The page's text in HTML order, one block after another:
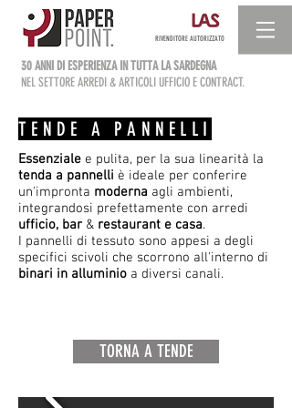
RIVENDITORE AUTORIZZATO
30 ANNI DI ESPERIENZA IN TUTTA LA SARDEGNA
NEL SETTORE ARREDI & ARTICOLI UFFICIO E CONTRACT.
TENDE A PANNELLI
Essenziale e pulita, per la sua linearità la
tenda a pannelli è ideale per conferire
un'impronta moderna agli ambienti,
integrandosi prefettamente con arredi
ufficio, bar & restaurant e casa.
I pannelli di tessuto sono appesi a degli
specifici scivoli che scorrono all'interno di
binari in alluminio a diversi canali.
TORNA A TENDE